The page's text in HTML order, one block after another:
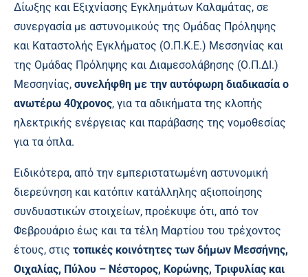
Δίωξης και Εξιχνίασης Εγκλημάτων Καλαμάτας, σε
συνεργασία με αστυνομικούς της Ομάδας Πρόληψης
και Καταστολής Εγκλήματος (Ο.Π.Κ.Ε.) Μεσσηνίας και
της Ομάδας Πρόληψης και Διαμεσολάβησης (Ο.Π.ΔΙ.)
Μεσσηνίας, συνελήφθη με την αυτόφωρη διαδικασία ο
ανωτέρω 40χρονος, για τα αδικήματα της κλοπής
ηλεκτρικής ενέργειας και παράβασης της νομοθεσίας
για τα όπλα.
Ειδικότερα, από την εμπεριστατωμένη αστυνομική
διερεύνηση και κατόπιν κατάλληλης αξιοποίησης
συνδυαστικών στοιχείων, προέκυψε ότι, από τον
Φεβρουάριο έως και τα τέλη Μαρτίου του τρέχοντος
έτους, στις τοπικές κοινότητες των δήμων Μεσσήνης,
Οιχαλίας, Πύλου – Νέστορος, Κορώνης, Τριφυλίας και